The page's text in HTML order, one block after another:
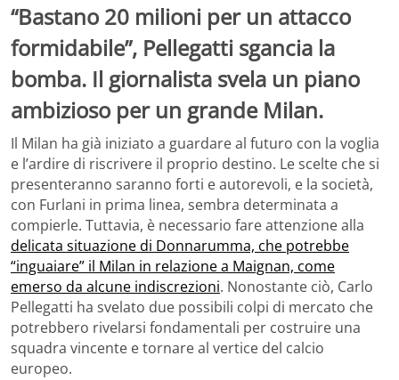
“Bastano 20 milioni per un attacco
formidabile”, Pellegatti sgancia la
bomba. Il giornalista svela un piano
ambizioso per un grande Milan.
Il Milan ha già iniziato a guardare al futuro con la voglia
e l’ardire di riscrivere il proprio destino. Le scelte che si
presenteranno saranno forti e autorevoli, e la società,
con Furlani in prima linea, sembra determinata a
compierle. Tuttavia, è necessario fare attenzione alla
delicata situazione di Donnarumma, che potrebbe
“inguaiare” il Milan in relazione a Maignan, come
emerso da alcune indiscrezioni. Nonostante ciò, Carlo
Pellegatti ha svelato due possibili colpi di mercato che
potrebbero rivelarsi fondamentali per costruire una
squadra vincente e tornare al vertice del calcio
europeo.